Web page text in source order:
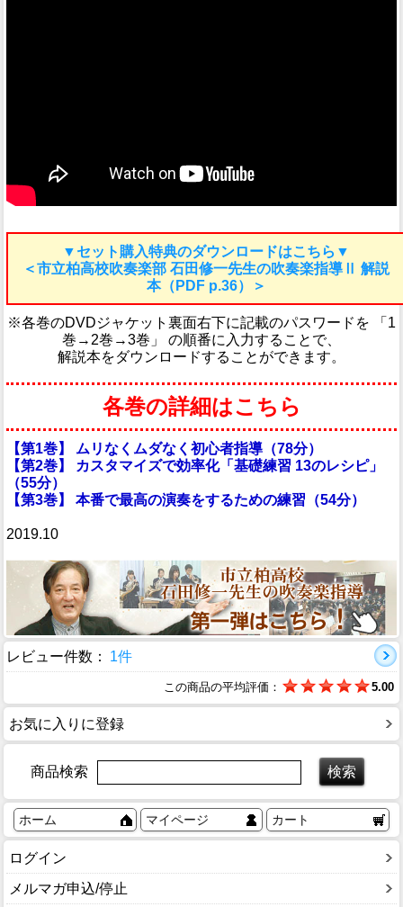
▼セット購入特典のダウンロードはこちら▼
＜市立柏高校吹奏楽部 石田修一先生の吹奏楽指導Ⅱ 解説
本（PDF p.36）＞
※各巻のDVDジャケット裏面右下に記載のパスワードを 「1
巻→2巻→3巻」 の順番に入力することで、
解説本をダウンロードすることができます。
各巻の詳細はこちら
【第1巻】 ムリなくムダなく初心者指導（78分）
【第2巻】 カスタマイズで効率化「基礎練習 13のレシピ」
（55分）
【第3巻】 本番で最高の演奏をするための練習（54分）
2019.10
レビュー件数： 1件
この商品の平均評価： 5.00
お気に入りに登録
商品検索
ホーム マイページ カート
ログイン
メルマガ申込/停止